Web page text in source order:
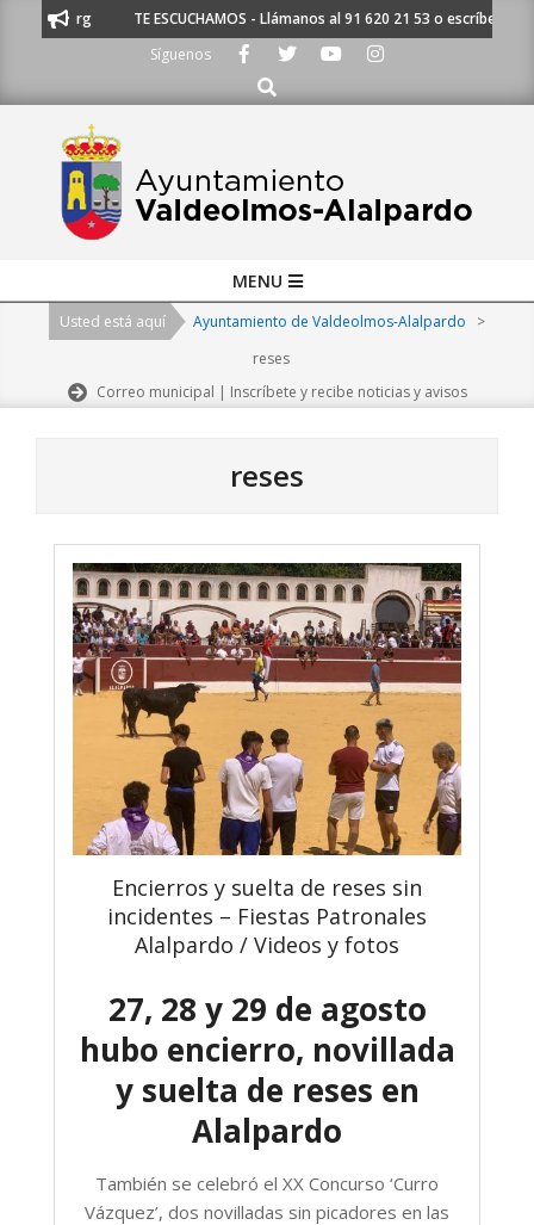
TE ESCUCHAMOS - Llámanos al 91 620 21 53 o escríbenos a
Síguenos
Buscar
Navigation
MENU
Usted está aquí Ayuntamiento de Valdeolmos-Alalpardo
>
reses
Correo municipal | Inscríbete y recibe noticias y avisos
reses
Encierros y suelta de reses sin
incidentes – Fiestas Patronales
Alalpardo / Videos y fotos
27, 28 y 29 de agosto
hubo encierro, novillada
y suelta de reses en
Alalpardo
También se celebró el XX Concurso ‘Curro
Vázquez’, dos novilladas sin picadores en las